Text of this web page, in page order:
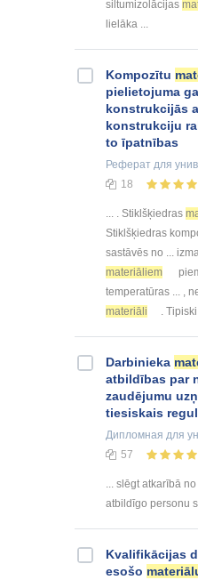
siltumizolācijas
lielāka ...
Kompozītu
pielietojuma
konstrukcijās
konstrukciju
to īpatnības
Реферат для
18
... . Stiklšķiedras
Stiklšķiedras
sastāvēs no ...
materiāliem
temperatūras ... ,
materiāli
.
Darbinieka
atbildības par
zaudējumu
tiesiskais
Дипломная для
57
... slēgt atkarībā no
atbildīgo personu
Kvalifikācijas
esošo